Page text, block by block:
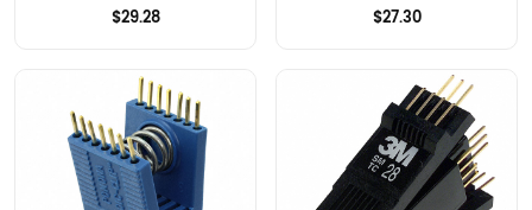
$29.28 $27.30